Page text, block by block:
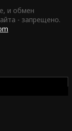
и обмен
- запрещено.